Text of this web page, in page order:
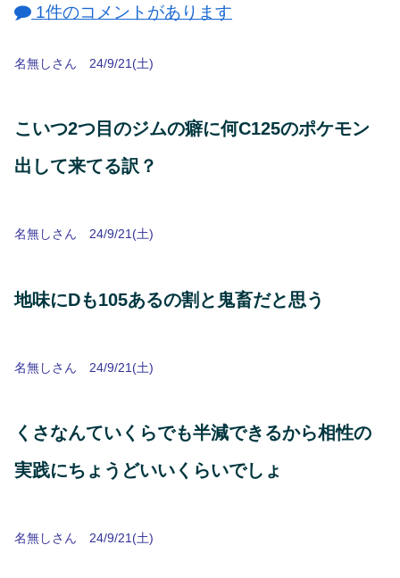
1件のコメントがあります
名無しさん 24/9/21(土)
こいつ2つ目のジムの癖に何C125のポケモン
出して来てる訳？
名無しさん 24/9/21(土)
地味にDも105あるの割と鬼畜だと思う
名無しさん 24/9/21(土)
くさなんていくらでも半減できるから相性の
実践にちょうどいいくらいでしょ
名無しさん 24/9/21(土)